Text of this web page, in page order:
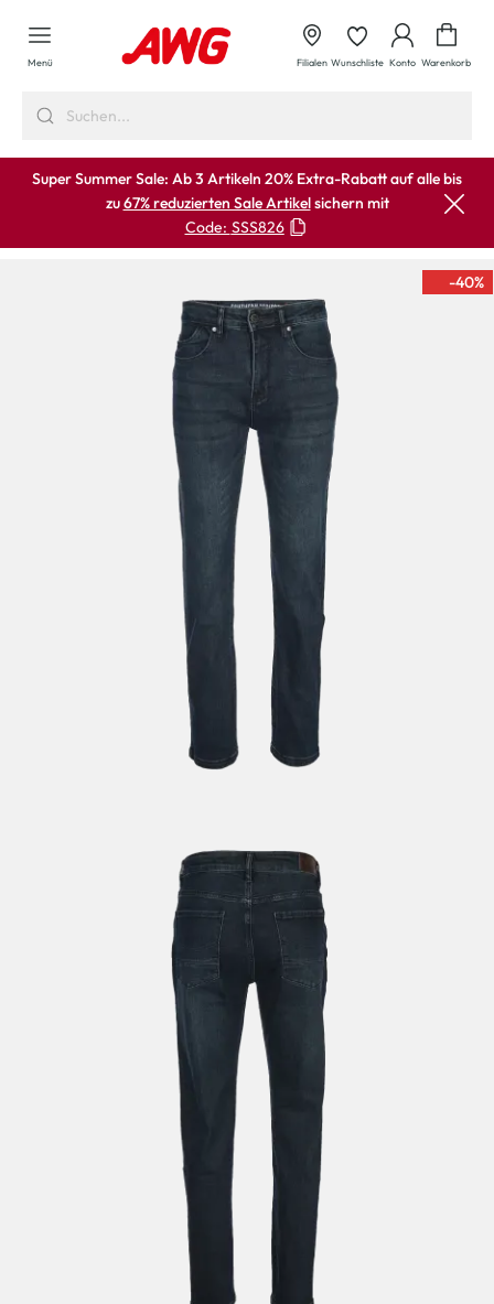
springen
Menü Filialen Wunschliste Konto Warenkorb
Super Summer Sale: Ab 3 Artikeln 20% Extra-Rabatt auf alle bis
zu67% reduzierten Sale Artikelsichern mit
Code: SSS826
-40%